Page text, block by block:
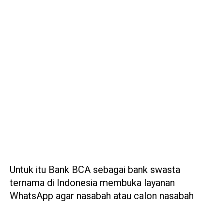
Untuk itu Bank BCA sebagai bank swasta
ternama di Indonesia membuka layanan
WhatsApp agar nasabah atau calon nasabah